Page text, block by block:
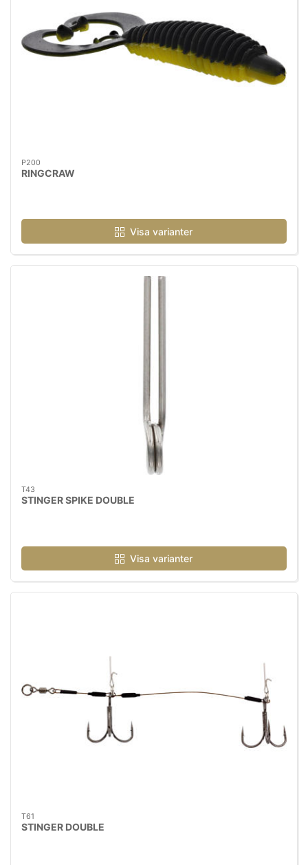
P200
RINGCRAW
Visa varianter
T43
STINGER SPIKE DOUBLE
Visa varianter
T61
STINGER DOUBLE